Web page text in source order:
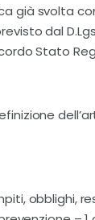
già svolta
dal
Stato
obblighi,